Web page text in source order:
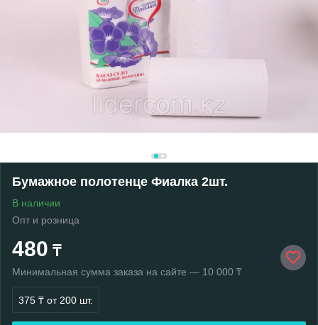
Бумажное полотенце Фиалка 2шт.
В наличии
Опт и розница
480 ₸
Минимальная сумма заказа на сайте — 10 000 ₸
375 ₸ от 200 шт.